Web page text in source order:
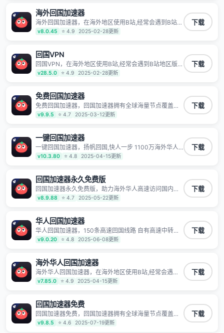
不泄露 阻止第三方对数据进行窃取和监听
海外回国加速器
海外回国加速器，在海外地区使用B站,经常会遇到B站地
区版权限制/网络IP屏蔽,缓冲卡顿等问题,使用我们的哔
哩哔哩专用回国VPN,可加速解决各类网络问题,一键网络
7*24小时服务。
v8.0.45 ⭐ 4.9 2025-02-28更新
下载
回国VPN
回国VPN，在海外地区使用B站,经常会遇到B站地区版权
限制/网络IP屏蔽,缓冲卡顿等问题,使用我们的哔哩哔哩
专用回国VPN,可加速解决各类网络问题,一键网络回国,
时服务。
v28.5.0 ⭐ 4.9 2025-02-28更新
下载
免费回国加速器
免费回国加速器，回国加速器拥有全球海量节点覆盖，
运营商专线不卡顿超稳定，专为海外华人和留学生打
造，帮助海外华人免除地域限制，随时高速稳定低延迟
v9.9.5 ⭐ 4.7 2025-03-12更新
下载
一键回国加速器
一键回国加速器，扬帆回国,快人一步 1100万海外华人
都在用的音乐视频回国加速器 Android iOS Windows
Mac TV VIP 支持多种加速场景 了解更多 看视频 全球高
艺、哔哩哔哩和优酷视频,在国外也能畅快追剧!
v10.3.80 ⭐ 4.8 2025-04-15更新
下载
回国加速器永久免费版
回国加速器永久免费版，助力海外华人高速访问国内网
络，快速开启国内各直播平台,解决国内视频、音乐卡顿
问题；更能加速海量国服游戏，超低延迟稳定不掉线,畅
v8.9.88 ⭐ 4.7 2025-05-22更新
下载
华人回国加速器
华人回国加速器，150条高速回国线路 自有高速中转节
点 无需注册 一键连接 提供高速线路 应用内直达视频音
乐app,快人一步 应用模式 App互不干扰 不间断的隐私保
止第三方对数据进行窃取和监听
v9.0.20 ⭐ 4.8 2025-06-08更新
下载
海外华人回国加速器
海外华人回国加速器，在海外地区使用B站,经常会遇到B
站地区版权限制/网络IP屏蔽,缓冲卡顿等问题,使用我们
的哔哩哔哩专用回国VPN,可加速解决各类网络问题,一键
服7*24小时服务。
v7.85.0 ⭐ 4.9 2025-04-15更新
下载
回国加速器免费
回国加速器免费，回国加速器拥有全球海量节点覆盖，
运营商专线不卡顿超稳定，专为海外华人和留学生打
造，帮助海外华人免除地域限制，随时高速稳定低延迟
v9.8.5 ⭐ 4.6 2025-07-19更新
下载